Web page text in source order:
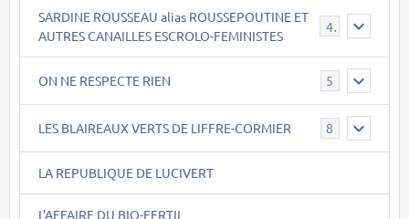
SARDINE ROUSSEAU alias ROUSSEPOUTINE ET
AUTRES CANAILLES ESCROLO-FEMINISTES
40
ON NE RESPECTE RIEN 5
LES BLAIREAUX VERTS DE LIFFRE-CORMIER 8
LA REPUBLIQUE DE LUCIVERT
L'AFFAIRE DU BIO-FERTIL